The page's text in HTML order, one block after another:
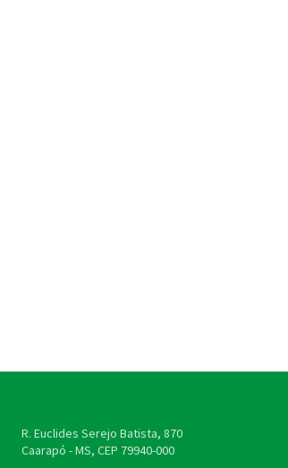
R. Euclides Serejo Batista, 870
Caarapó - MS, CEP 79940-000